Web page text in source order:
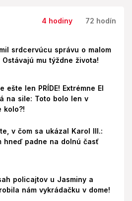
4 hodiny 72 hodín
srdcervúcu správu o malom
Ostávajú mu týždne života!
ešte len PRÍDE! Extrémne El
na sile: Toto bolo len v
kolo?!
v čom sa ukázal Karol III.:
hneď padne na dolnú časť
policajtov u Jasminy a
nám vykrádačku v dome!